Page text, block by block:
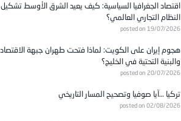
اقتصاد الجغرافيا السياسية: كيف يعيد الشرق الأوسط تشكيل
النظام التجاري العالمي؟
posted on 19/07/2026
هجوم إيران على الكويت: لماذا فتحت طهران جبهة الاقتصاد
والبنية التحتية في الخليج؟
posted on 20/07/2026
تركيا …آيا صوفيا وتصحيح المسار التاريخي
posted on 02/08/2026